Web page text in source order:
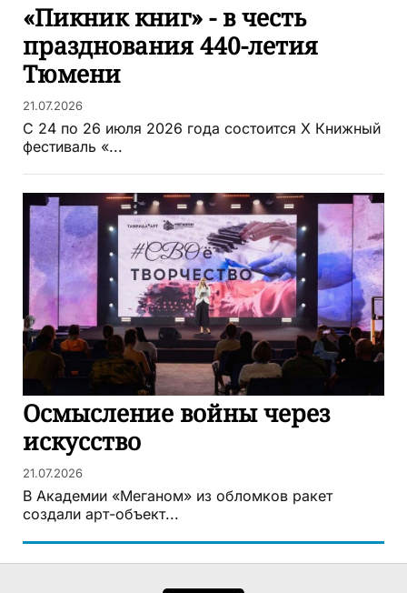
«Пикник книг» - в честь
празднования 440-летия
Тюмени
21.07.2026
С 24 по 26 июля 2026 года состоится X Книжный
фестиваль «...
Осмысление войны через
искусство
21.07.2026
В Академии «Меганом» из обломков ракет
создали арт-объект...